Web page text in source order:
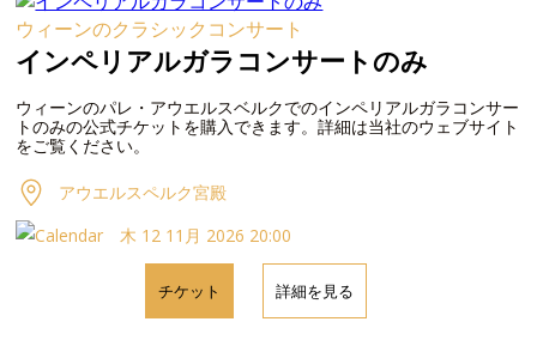
ウィーンのクラシックコンサート
インペリアルガラコンサートのみ
ウィーンのパレ・アウエルスベルクでのインペリアルガラコンサー
トのみの公式チケットを購入できます。詳細は当社のウェブサイト
をご覧ください。
アウエルスペルク宮殿
木 12 11月 2026 20:00
チケット 詳細を見る